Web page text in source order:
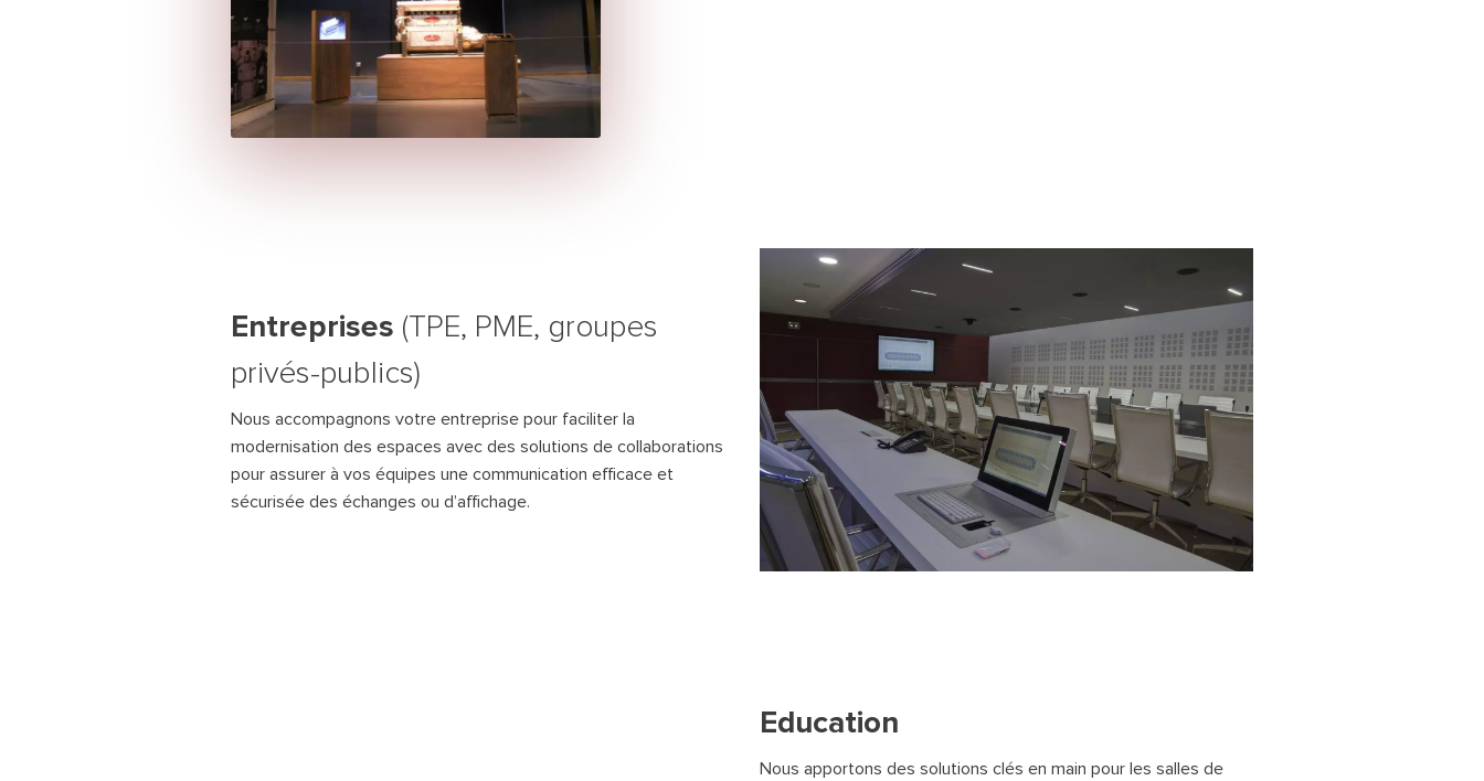
Entreprises (TPE, PME, groupes
privés-publics)
Nous accompagnons votre entreprise pour faciliter la
modernisation des espaces avec des solutions de collaborations
pour assurer à vos équipes une communication efficace et
sécurisée des échanges ou d’affichage.
Education
Nous apportons des solutions clés en main pour les salles de